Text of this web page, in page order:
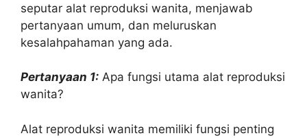
seputar alat reproduksi wanita, menjawab
pertanyaan umum, dan meluruskan
kesalahpahaman yang ada.
Pertanyaan 1: Apa fungsi utama alat reproduksi
wanita?
Alat reproduksi wanita memiliki fungsi penting